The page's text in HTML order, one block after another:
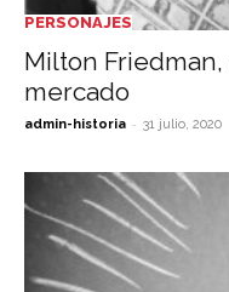
PERSONAJES
Milton
mercado
admin-historia - 31 julio, 2020